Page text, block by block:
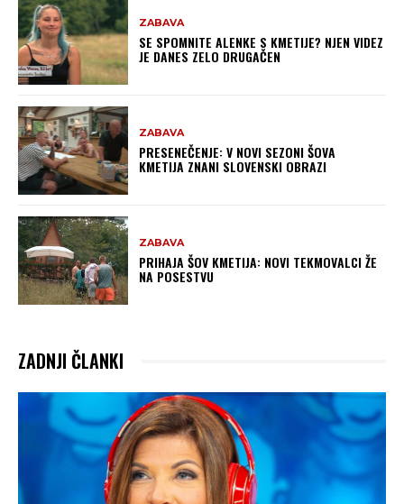
ZABAVA
SE SPOMNITE ALENKE S KMETIJE? NJEN VIDEZ
JE DANES ZELO DRUGAČEN
ZABAVA
PRESENEČENJE: V NOVI SEZONI ŠOVA
KMETIJA ZNANI SLOVENSKI OBRAZI
ZABAVA
PRIHAJA ŠOV KMETIJA: NOVI TEKMOVALCI ŽE
NA POSESTVU
ZADNJI ČLANKI